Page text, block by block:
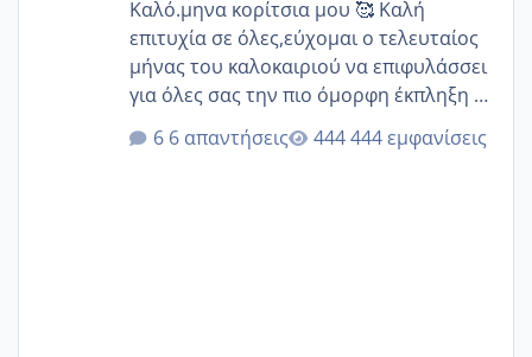
Καλό.μηνα κορίτσια μου 🥰 Καλή
επιτυχία σε όλες,εύχομαι ο τελευταίος
μήνας του καλοκαιριού να επιφυλάσσει
για όλες σας την πιο όμορφη έκπληξη 🧿
@Elk @Melikara86 @Παρασκευαιδου
@Zenia z @melitiniღ @Christi.D.
6 απαντήσεις 444 εμφανίσεις